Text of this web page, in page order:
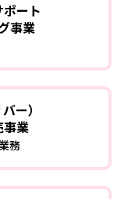
ート
事業
ー）
事業
務